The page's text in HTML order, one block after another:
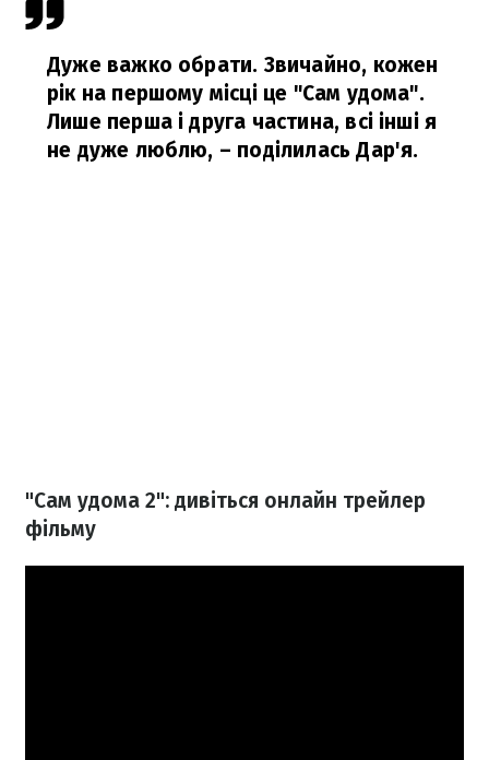
Дуже важко обрати. Звичайно, кожен
рік на першому місці це "Сам удома".
Лише перша і друга частина, всі інші я
не дуже люблю, – поділилась Дар'я.
"Сам удома 2": дивіться онлайн трейлер
фільму